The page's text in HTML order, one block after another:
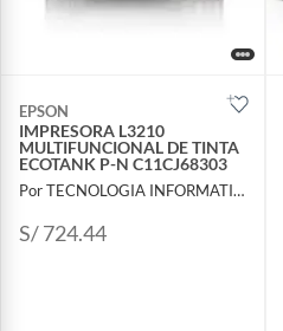
EPSON
IMPRESORA L3210
MULTIFUNCIONAL DE TINTA
ECOTANK P-N C11CJ68303
Por TECNOLOGIA INFORMATICA Y CONSULTORIA
S/ 724.44